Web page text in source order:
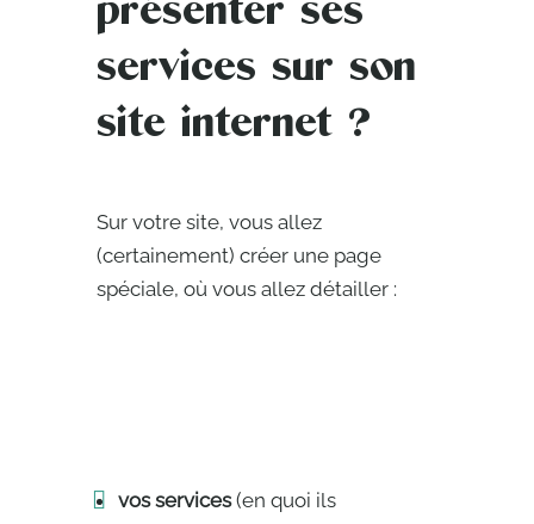
présenter ses
services sur son
site internet ?
Sur votre site, vous allez
(certainement) créer une page
spéciale, où vous allez détailler :
vos services(en quoi ils